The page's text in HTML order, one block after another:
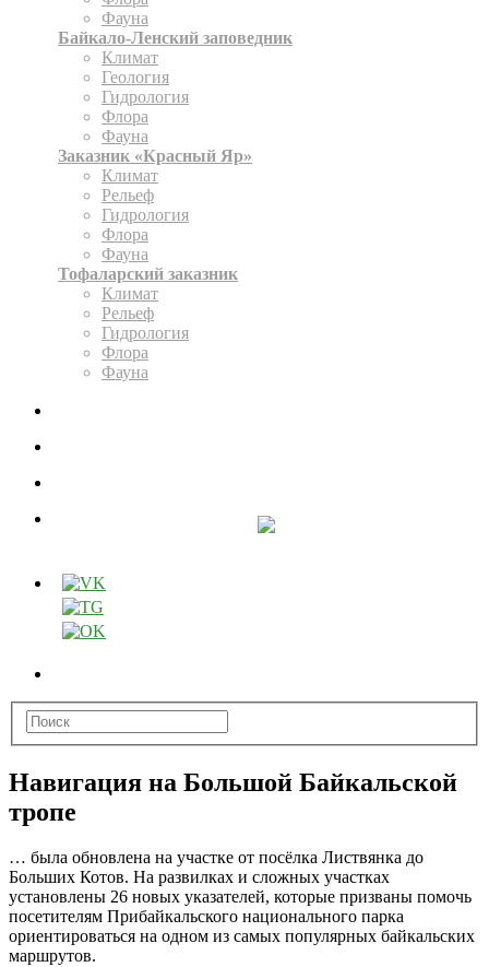
Фауна
Байкало-Ленский заповедник
Климат
Геология
Гидрология
Флора
Фауна
Заказник «Красный Яр»
Климат
Рельеф
Гидрология
Флора
Фауна
Тофаларский заказник
Климат
Рельеф
Гидрология
Флора
Фауна
Навигация на Большой Байкальской
тропе
… была обновлена на участке от посёлка Листвянка до
Больших Котов. На развилках и сложных участках
установлены 26 новых указателей, которые призваны помочь
посетителям Прибайкальского национального парка
ориентироваться на одном из самых популярных байкальских
маршрутов.